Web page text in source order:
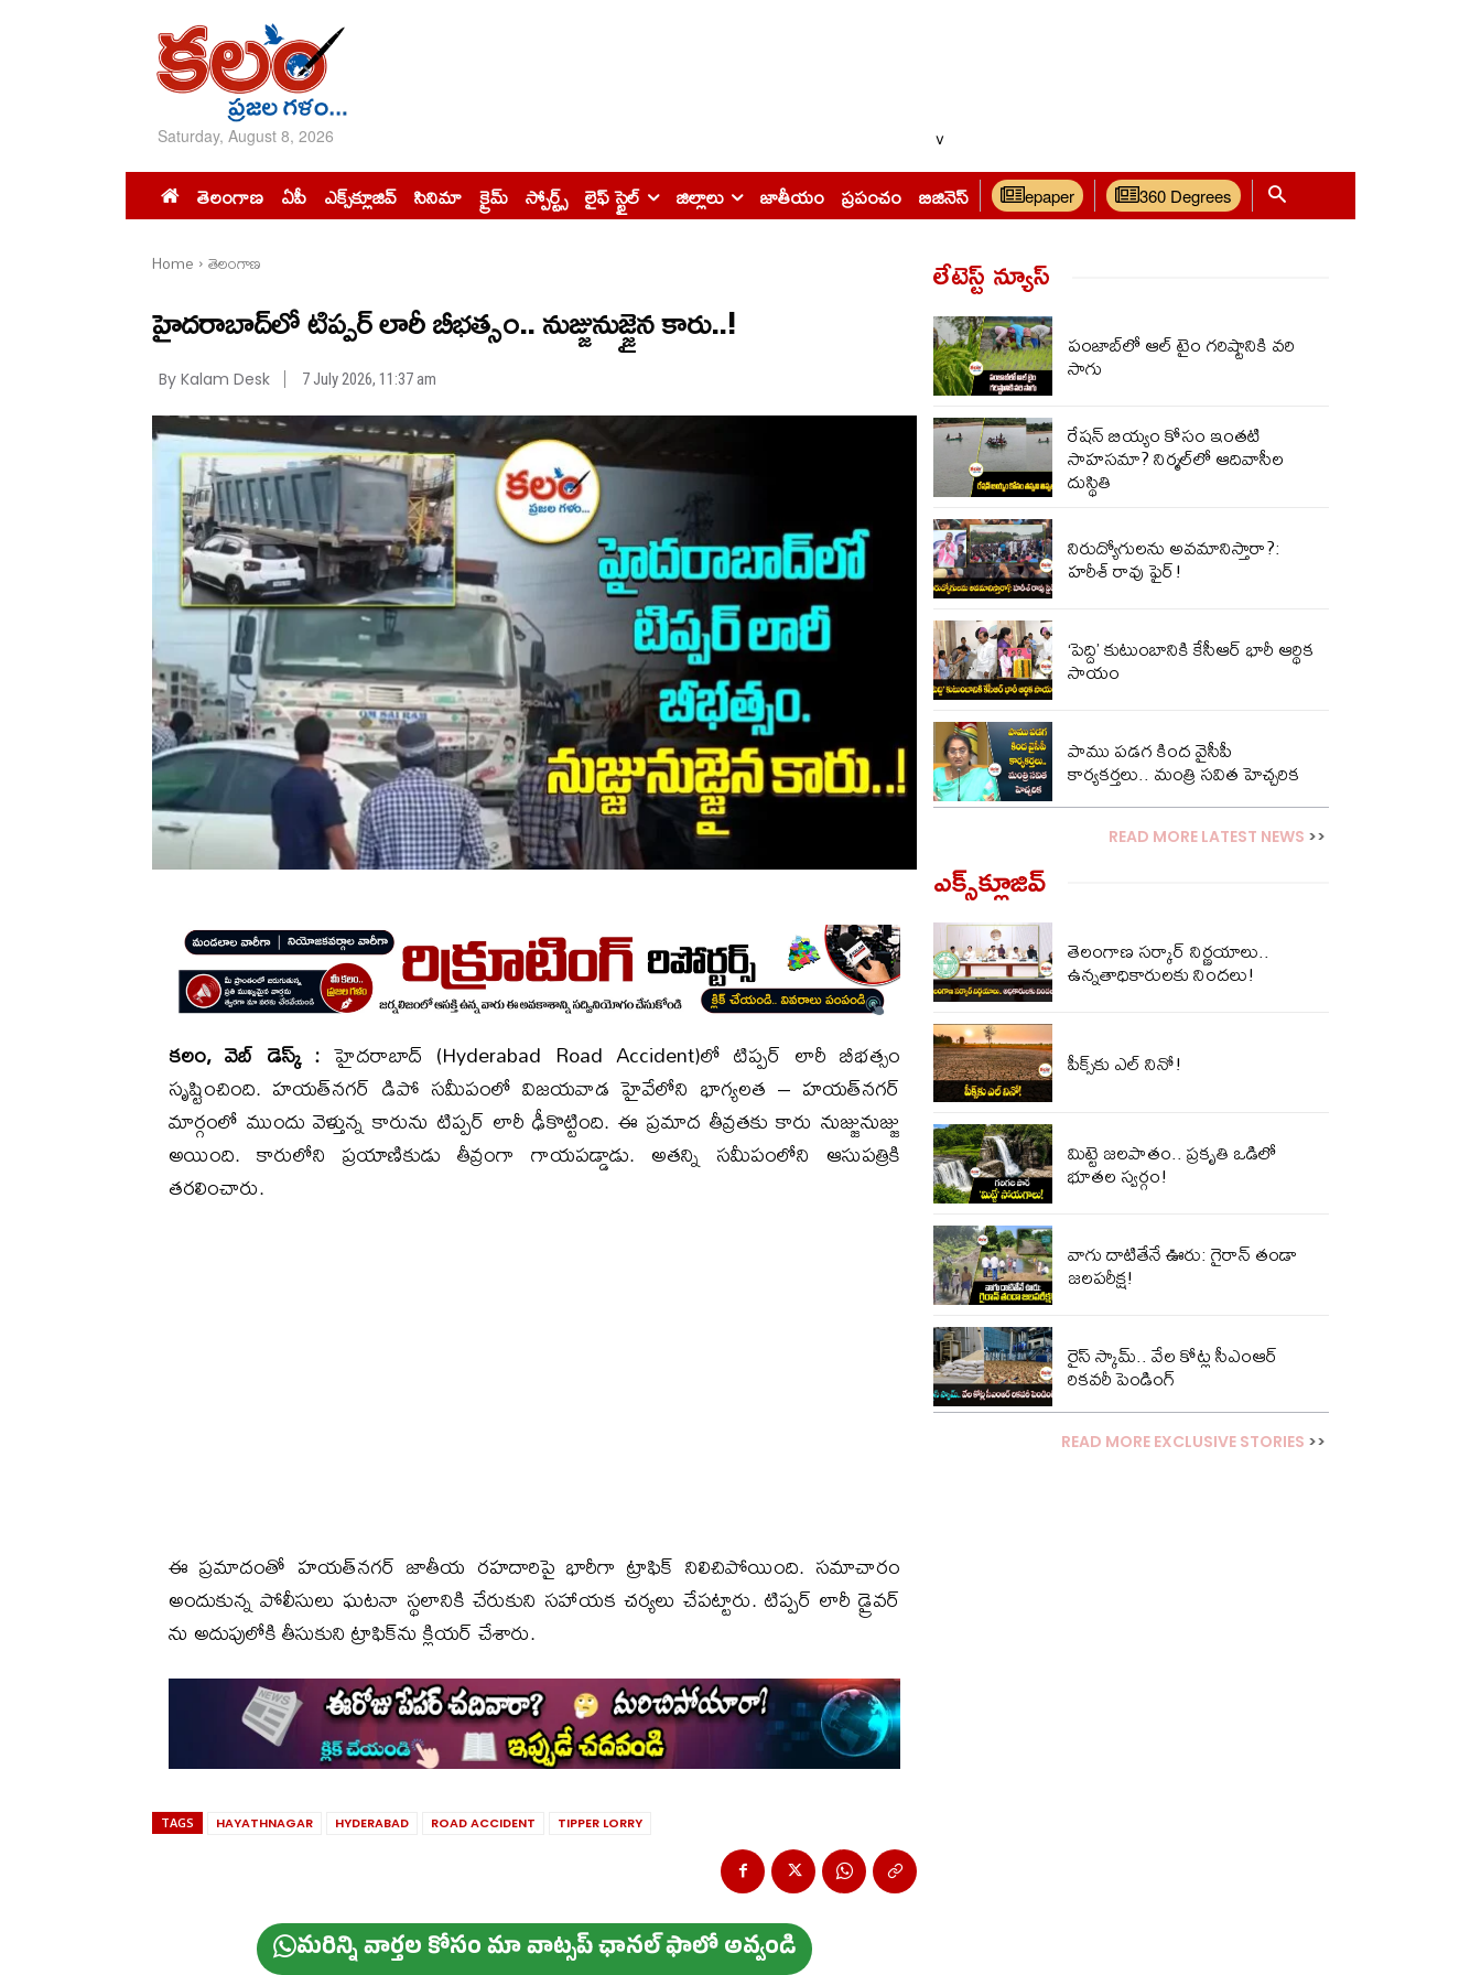
Saturday, August 8, 2026 v
తెలంగాణ ఏపీ ఎక్స్‌క్లూజివ్‌ సినిమా క్రైమ్ స్పోర్ట్స్ లైఫ్ స్టైల్ జిల్లాలు జాతీయం ప్రపంచం బిజినెస్ epaper 360 Degrees
Home తెలంగాణ
హైదరాబాద్‌లో టిప్పర్ లారీ బీభత్సం.. నుజ్జునుజ్జైన కారు..!
By Kalam Desk 7 July 2026, 11:37 am
కలం, వెబ్ డెస్క్ : హైదరాబాద్‌ (Hyderabad Road Accident)లో టిప్పర్ లారీ బీభత్సం
సృష్టించింది. హయత్‌నగర్ డిపో సమీపంలో విజయవాడ హైవేలోని భాగ్యలత – హయత్‌నగర్
మార్గంలో ముందు వెళ్తున్న కారును టిప్పర్ లారీ ఢీకొట్టింది. ఈ ప్రమాద తీవ్రతకు కారు నుజ్జునుజ్జు
అయింది. కారులోని ప్రయాణికుడు తీవ్రంగా గాయపడ్డాడు. అతన్ని సమీపంలోని ఆసుపత్రికి
తరలించారు.
ఈ ప్రమాదంతో హయత్‌నగర్ జాతీయ రహదారిపై భారీగా ట్రాఫిక్ నిలిచిపోయింది. సమాచారం
అందుకున్న పోలీసులు ఘటనా స్థలానికి చేరుకుని సహాయక చర్యలు చేపట్టారు. టిప్పర్ లారీ డ్రైవర్
ను అదుపులోకి తీసుకుని ట్రాఫిక్‌ను క్లియర్ చేశారు.
TAGS HAYATHNAGAR HYDERABAD ROAD ACCIDENT TIPPER LORRY
మ‌రిన్ని వార్త‌ల కోసం మా వాట్స‌ప్ ఛాన‌ల్ ఫాలో అవ్వండి
లేటెస్ట్ న్యూస్‌
పంజాబ్‌లో ఆల్ టైం గరిష్టానికి వరి
సాగు
రేషన్ బియ్యం కోసం ఇంతటి
సాహసమా? నిర్మల్‌లో ఆదివాసీల
దుస్థితి
నిరుద్యోగులను అవమానిస్తారా?:
హరీశ్ రావు ఫైర్!
‘పెద్ది’ కుటుంబానికి కేసీఆర్ భారీ ఆర్థిక
సాయం
పాము ప‌డ‌గ కింద వైసీపీ
కార్య‌క‌ర్త‌లు.. మంత్రి స‌విత హెచ్చ‌రిక‌
READ MORE LATEST NEWS >>
ఎక్స్‌క్లూజివ్‌
తెలంగాణ సర్కార్ నిర్ణయాలు..
ఉన్నతాధికారులకు నిందలు!
పీక్స్‌కు ఎల్‌ నినో!
మిట్టె జలపాతం.. ప్రకృతి ఒడిలో
భూతల స్వర్గం!
వాగు దాటితేనే ఊరు: గైరాన్ తండా
జలపరీక్ష!
రైస్ స్కామ్.. వేల కోట్ల‌ సీఎంఆర్
రికవరీ పెండింగ్
READ MORE EXCLUSIVE STORIES >>